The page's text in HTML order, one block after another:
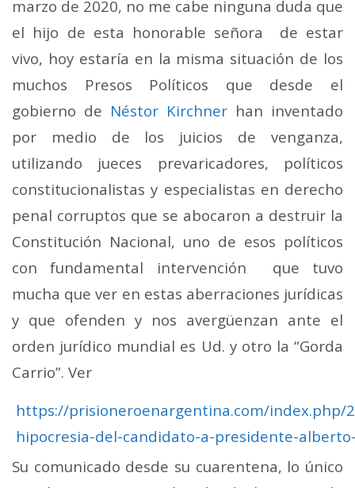
marzo de 2020, no me cabe ninguna duda que
el hijo de esta honorable señora de estar
vivo, hoy estaría en la misma situación de los
muchos Presos Políticos que desde el
gobierno de Néstor Kirchner han inventado
por medio de los juicios de venganza,
utilizando jueces prevaricadores, políticos
constitucionalistas y especialistas en derecho
penal corruptos que se abocaron a destruir la
Constitución Nacional, uno de esos políticos
con fundamental intervención que tuvo
mucha que ver en estas aberraciones jurídicas
y que ofenden y nos avergüenzan ante el
orden jurídico mundial es Ud. y otro la “Gorda
Carrio”. Ver
https://prisioneroenargentina.com/index.php/
hipocresia-del-candidato-a-presidente-
Su comunicado desde su cuarentena, lo único